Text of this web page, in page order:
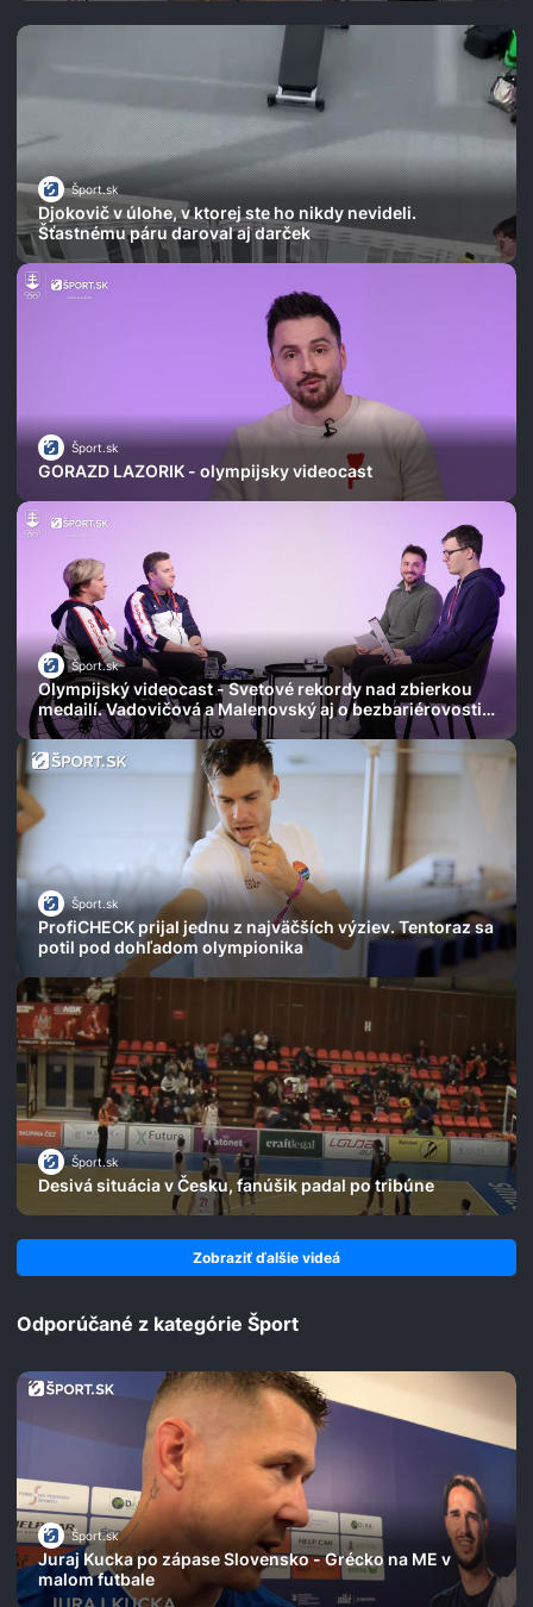
Šport.sk
Djokovič v úlohe, v ktorej ste ho nikdy nevideli.
Šťastnému páru daroval aj darček
Šport.sk
GORAZD LAZORIK - olympijsky videocast
Šport.sk
Olympijský videocast - Svetové rekordy nad zbierkou
medailí. Vadovičová a Malenovský aj o bezbariérovosti
na Slovensku
Šport.sk
ProfiCHECK prijal jednu z najväčších výziev. Tentoraz sa
potil pod dohľadom olympionika
Šport.sk
Desivá situácia v Česku, fanúšik padal po tribúne
Zobraziť ďalšie videá
Odporúčané z kategórie Šport
Šport.sk
Juraj Kucka po zápase Slovensko - Grécko na ME v
malom futbale